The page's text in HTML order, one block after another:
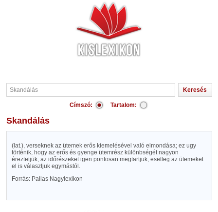
Címszó: Tartalom:
Skandálás
(lat.), verseknek az ütemek erős kiemelésével való elmondása; ez ugy
történik, hogy az erős és gyenge ütemrész különbségét nagyon
éreztetjük, az időrészeket igen pontosan megtartjuk, esetleg az ütemeket
el is választjuk egymástól.
Forrás: Pallas Nagylexikon